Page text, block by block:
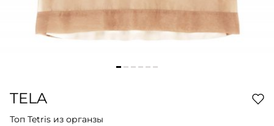
TELA
Топ Tetris из органзы